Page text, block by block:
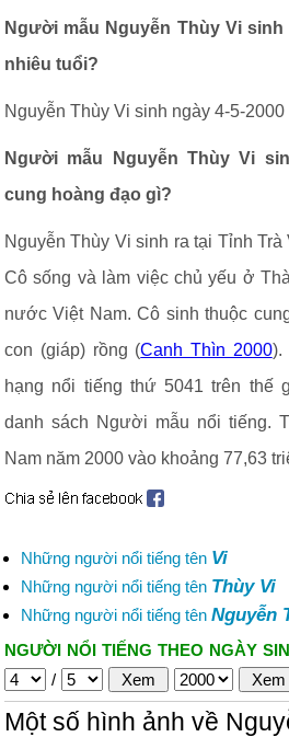
Người mẫu Nguyễn Thùy Vi
nhiêu tuổi?
Nguyễn Thùy Vi sinh ngày 4-5-2000
Người mẫu Nguyễn Thùy Vi
cung hoàng đạo gì?
Nguyễn Thùy Vi sinh ra tại Tỉnh
Cô sống và làm việc chủ yếu ở
nước Việt Nam. Cô sinh thuộc
con (giáp) rồng (Canh Thìn 2000).
hạng nổi tiếng thứ 5041 trên thế
danh sách Người mẫu nổi tiếng.
Nam năm 2000 vào khoảng 77,63
Những người nổi tiếng tên Vi
Những người nổi tiếng tên Thùy Vi
Những người nổi tiếng tên Nguyễn
NGƯỜI NỔI TIẾNG THEO NGÀY
/
Một số hình ảnh về